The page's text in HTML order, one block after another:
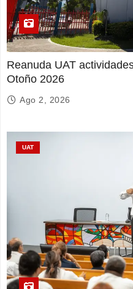
Reanuda UAT
Otoño 2026
Ago 2, 2026
UAT